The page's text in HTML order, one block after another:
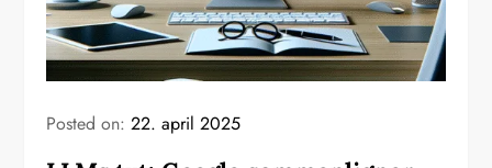
Posted on:22. april 2025